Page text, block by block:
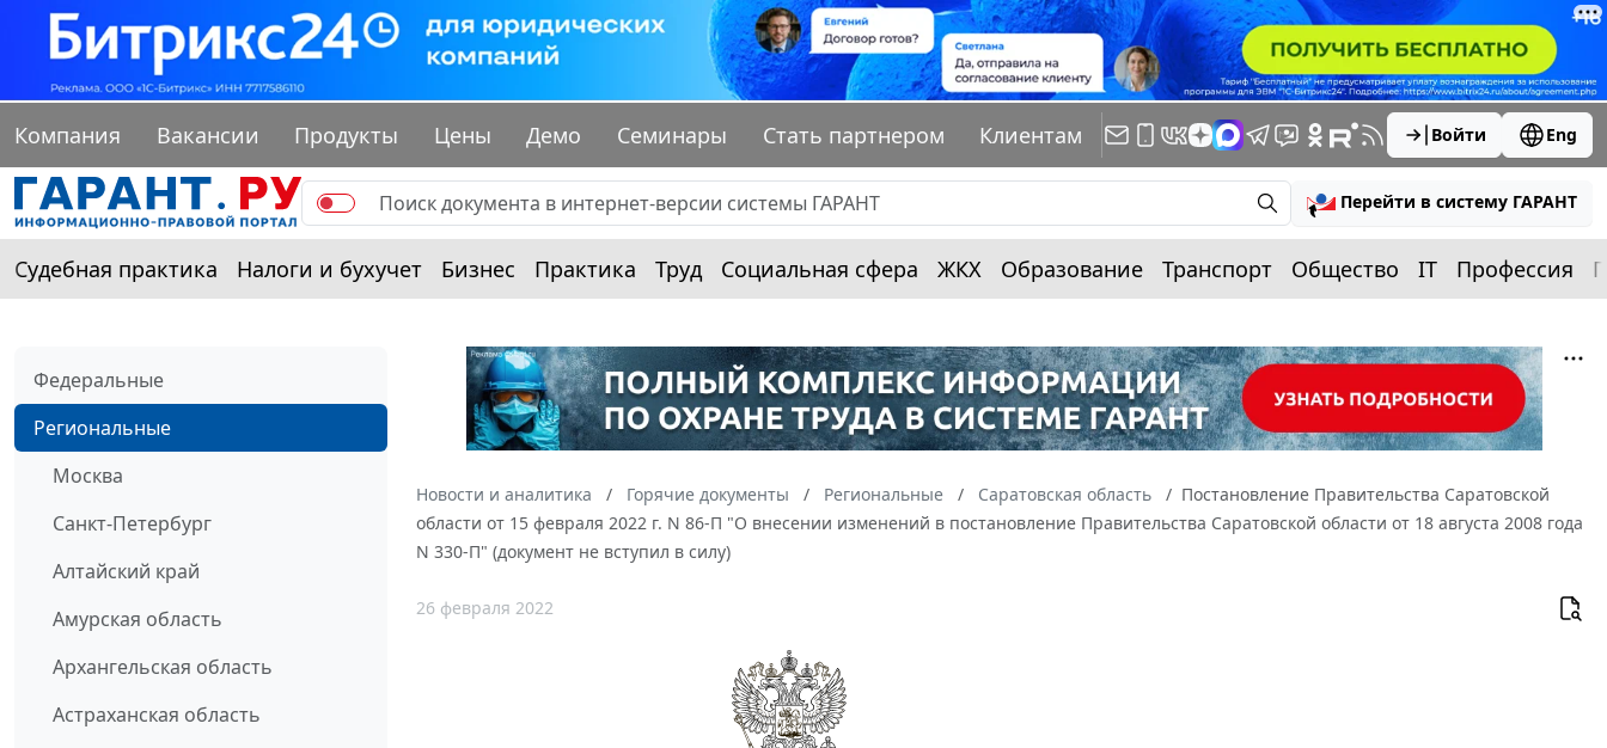
Компания Вакансии Продукты Цены Демо Семинары Стать партнером Клиентам Войти Eng
Перейти в систему ГАРАНТ
Судебная практика Налоги и бухучет Бизнес Практика Труд Социальная сфера ЖКХ Образование Транспорт Общество IT Профессия
Федеральные
Региональные
Москва
Санкт-Петербург
Алтайский край
Амурская область
Архангельская область
Астраханская область
Новости и аналитика Горячие документы Региональные Саратовская область
Постановление Правительства Саратовской
области от 15 февраля 2022 г. N 86-П "О внесении изменений в постановление Правительства Саратовской области от 18 августа 2008 года
N 330-П" (документ не вступил в силу)
26 февраля 2022